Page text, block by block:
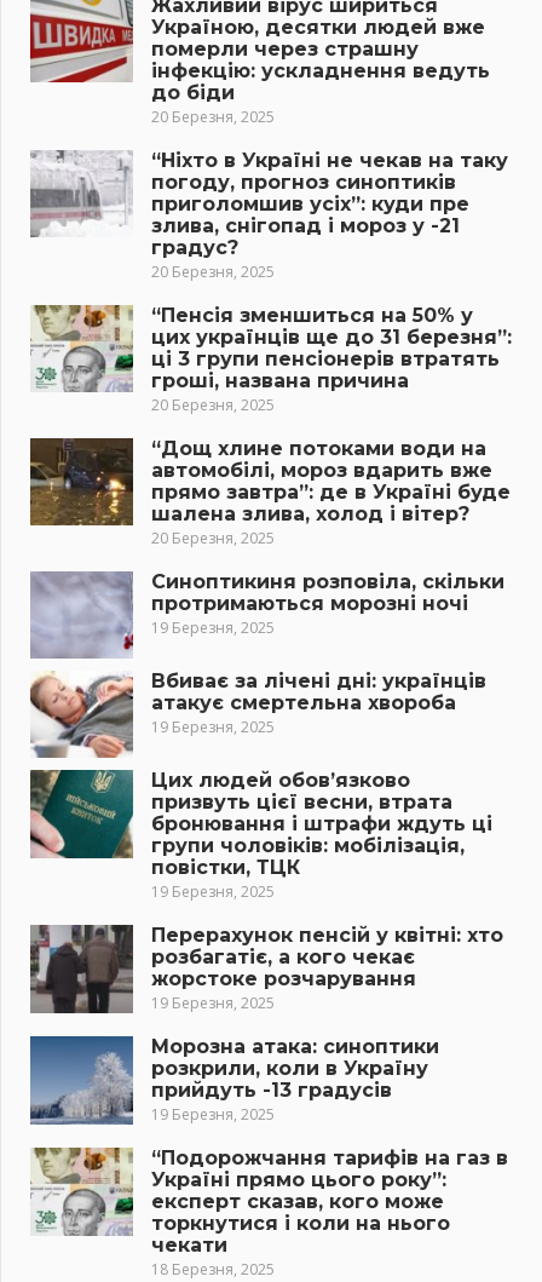
Жахливий вірус шириться
Україною, десятки людей вже
померли через страшну
інфекцію: ускладнення ведуть
до біди
20 Березня, 2025
“Ніхто в Україні не чекав на таку
погоду, прогноз синоптиків
приголомшив усіх”: куди пре
злива, снігопад і мороз у -21
градус?
20 Березня, 2025
“Пенсія зменшиться на 50% у
цих українців ще до 31 березня”:
ці 3 групи пенсіонерів втратять
гроші, названа причина
20 Березня, 2025
“Дощ хлине потоками води на
автомобілі, мороз вдарить вже
прямо завтра”: де в Україні буде
шалена злива, холод і вітер?
20 Березня, 2025
Синоптикиня розповіла, скільки
протримаються морозні ночі
19 Березня, 2025
Вбиває за лічені дні: українців
атакує смертельна хвороба
19 Березня, 2025
Цих людей обов’язково
призвуть цієї весни, втрата
бронювання і штрафи ждуть ці
групи чоловіків: мобілізація,
повістки, ТЦК
19 Березня, 2025
Перерахунок пенсій у квітні: хто
розбагатіє, а кого чекає
жорстоке розчарування
19 Березня, 2025
Морозна атака: синоптики
розкрили, коли в Україну
прийдуть -13 градусів
19 Березня, 2025
“Подорожчання тарифів на газ в
Україні прямо цього року”:
експерт сказав, кого може
торкнутися і коли на нього
чекати
18 Березня, 2025